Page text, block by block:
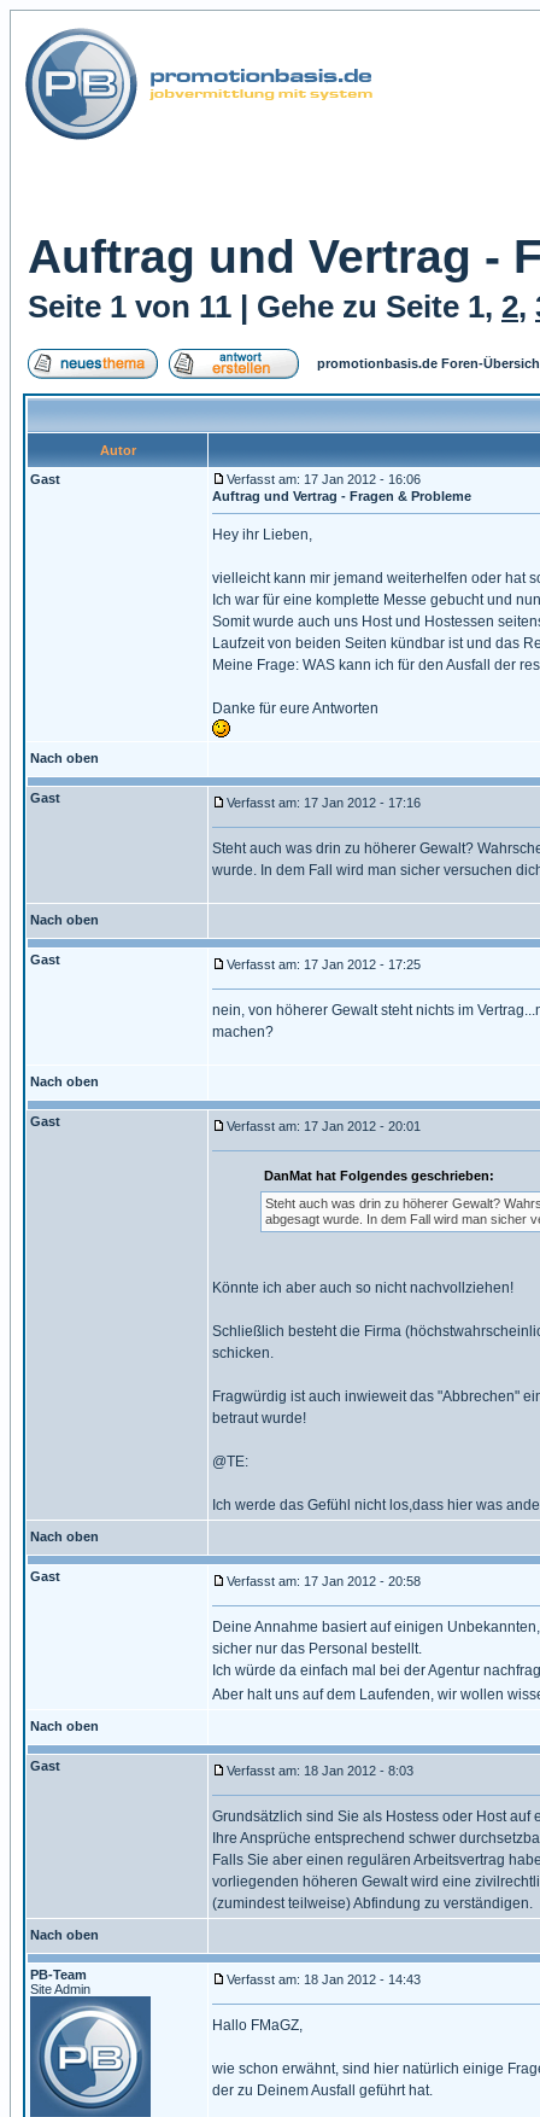
Auftrag und Vertrag -
Seite 1 von 11 | Gehe zu Seite 1, 2,
promotionbasis.de Foren-
Autor
Gast
Verfasst am: 17 Jan 2012 - 16:06
Auftrag und Vertrag - Fragen & Probleme
Hey ihr Lieben,
vielleicht kann mir jemand weiterhelfen oder hat
Ich war für eine komplette Messe gebucht und
Somit wurde auch uns Host und Hostessen
Laufzeit von beiden Seiten kündbar ist und das
Meine Frage: WAS kann ich für den Ausfall der
Danke für eure Antworten
Nach oben
Gast Verfasst am: 17 Jan 2012 - 17:16
Steht auch was drin zu höherer Gewalt?
wurde. In dem Fall wird man sicher versuchen
Nach oben
Gast Verfasst am: 17 Jan 2012 - 17:25
nein, von höherer Gewalt steht nichts im
machen?
Nach oben
Gast Verfasst am: 17 Jan 2012 - 20:01
DanMat hat Folgendes geschrieben:
Steht auch was drin zu höherer Gewalt?
abgesagt wurde. In dem Fall wird man sicher
Könnte ich aber auch so nicht nachvollziehen!
Schließlich besteht die Firma
schicken.
Fragwürdig ist auch inwieweit das "Abbrechen"
betraut wurde!
@TE:
Ich werde das Gefühl nicht los,dass hier was
Nach oben
Gast Verfasst am: 17 Jan 2012 - 20:58
Deine Annahme basiert auf einigen
sicher nur das Personal bestellt.
Ich würde da einfach mal bei der Agentur
Aber halt uns auf dem Laufenden, wir wollen
Nach oben
Gast Verfasst am: 18 Jan 2012 - 8:03
Grundsätzlich sind Sie als Hostess oder Host
Ihre Ansprüche entsprechend schwer
Falls Sie aber einen regulären Arbeitsvertrag
vorliegenden höheren Gewalt wird eine
(zumindest teilweise) Abfindung zu verständigen.
Nach oben
PB-Team
Site Admin
Verfasst am: 18 Jan 2012 - 14:43
Hallo FMaGZ,
wie schon erwähnt, sind hier natürlich einige
der zu Deinem Ausfall geführt hat.